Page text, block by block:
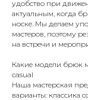
удобство при
актуальным, когда
носке. Мы делаем
мастеров, поэтому
на встречи и
Какие модели брюк
casual
Наша мастерская
варианты: классика